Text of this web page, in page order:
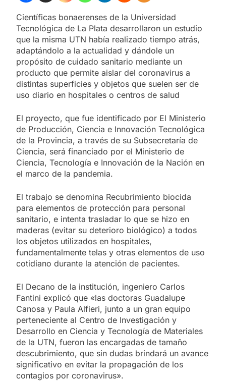
Científicas bonaerenses de la Universidad
Tecnológica de La Plata desarrollaron un estudio
que la misma UTN había realizado tiempo atrás,
adaptándolo a la actualidad y dándole un
propósito de cuidado sanitario mediante un
producto que permite aislar del coronavirus a
distintas superficies y objetos que suelen ser de
uso diario en hospitales o centros de salud
El proyecto, que fue identificado por El Ministerio
de Producción, Ciencia e Innovación Tecnológica
de la Provincia, a través de su Subsecretaría de
Ciencia, será financiado por el Ministerio de
Ciencia, Tecnología e Innovación de la Nación en
el marco de la pandemia.
El trabajo se denomina Recubrimiento biocida
para elementos de protección para personal
sanitario, e intenta trasladar lo que se hizo en
maderas (evitar su deterioro biológico) a todos
los objetos utilizados en hospitales,
fundamentalmente telas y otras elementos de uso
cotidiano durante la atención de pacientes.
El Decano de la institución, ingeniero Carlos
Fantini explicó que «las doctoras Guadalupe
Canosa y Paula Alfieri, junto a un gran equipo
perteneciente al Centro de Investigación y
Desarrollo en Ciencia y Tecnología de Materiales
de la UTN, fueron las encargadas de tamaño
descubrimiento, que sin dudas brindará un avance
significativo en evitar la propagación de los
contagios por coronavirus».